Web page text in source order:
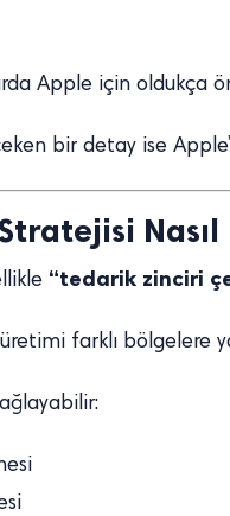
Apple için oldukça
bir detay ise
“tedarik zinciri
farklı bölgelere